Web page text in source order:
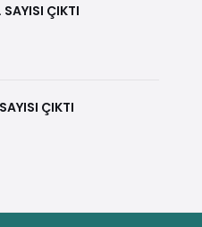
SAYISI ÇIKTI
ÇIKTI